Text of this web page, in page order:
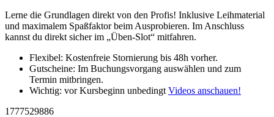
Lerne die Grundlagen direkt von den Profis! Inklusive Leihmaterial
und maximalem Spaßfaktor beim Ausprobieren. Im Anschluss
kannst du direkt sicher im „Üben-Slot“ mitfahren.
Flexibel: Kostenfreie Stornierung bis 48h vorher.
Gutscheine: Im Buchungsvorgang auswählen und zum
Termin mitbringen.
Wichtig: vor Kursbeginn unbedingt Videos anschauen!
1777529886